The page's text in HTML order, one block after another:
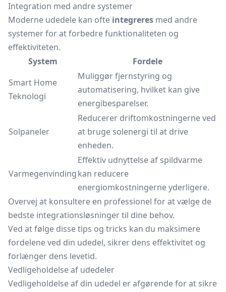
Integration med andre systemer
Moderne udedele kan ofte integreres med andre
systemer for at forbedre funktionaliteten og
effektiviteten.
System
Fordele
Smart Home
Teknologi
Muliggør fjernstyring og
automatisering, hvilket kan give
energibesparelser.
Solpaneler
Reducerer driftomkostningerne ved
at bruge solenergi til at drive
enheden.
Varmegenvinding
Effektiv udnyttelse af spildvarme
kan reducere
energiomkostningerne yderligere.
Overvej at konsultere en professionel for at vælge de
bedste integrationsløsninger til dine behov.
Ved at følge disse tips og tricks kan du maksimere
fordelene ved din udedel, sikrer dens effektivitet og
forlænger dens levetid.
Vedligeholdelse af udedeler
Vedligeholdelse af din udedel er afgørende for at sikre